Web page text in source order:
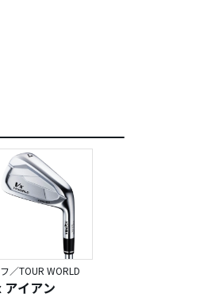
／TOUR WORLD
アイアン